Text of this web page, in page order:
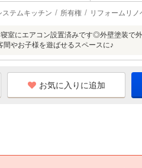
ステムキッチン 所有権 リフォームリノ
室にエアコン設置済みです◎外壁塗装
やお子様を遊ばせるスペースに♪
お気に入りに追加